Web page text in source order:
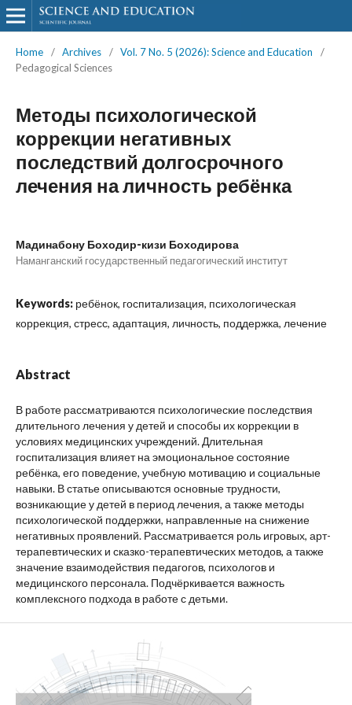
Home / Archives / Vol. 7 No. 5 (2026): Science and Education
/
Pedagogical Sciences
Методы психологической
коррекции негативных
последствий долгосрочного
лечения на личность ребёнка
Мадинабону Боходир-кизи Боходирова
Наманганский государственный педагогический институт
Keywords: ребёнок, госпитализация, психологическая
коррекция, стресс, адаптация, личность, поддержка, лечение
Abstract
В работе рассматриваются психологические последствия
длительного лечения у детей и способы их коррекции в
условиях медицинских учреждений. Длительная
госпитализация влияет на эмоциональное состояние
ребёнка, его поведение, учебную мотивацию и социальные
навыки. В статье описываются основные трудности,
возникающие у детей в период лечения, а также методы
психологической поддержки, направленные на снижение
негативных проявлений. Рассматривается роль игровых, арт-
терапевтических и сказко-терапевтических методов, а также
значение взаимодействия педагогов, психологов и
медицинского персонала. Подчёркивается важность
комплексного подхода в работе с детьми.